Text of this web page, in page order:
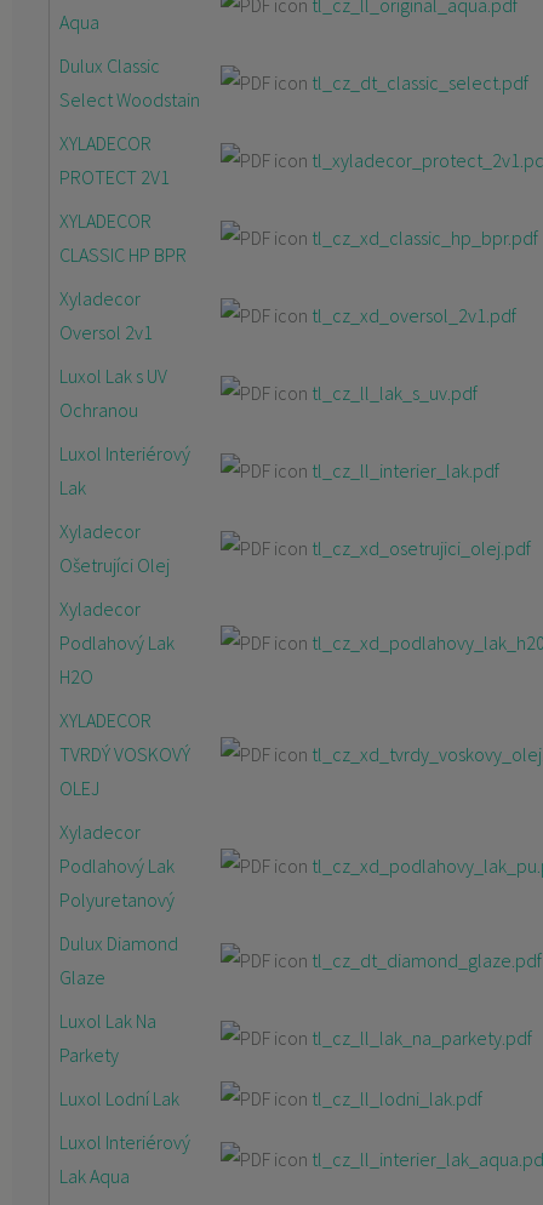
Aqua
tl_cz_ll_original_aqua.pdf
Dulux Classic
Select Woodstain
tl_cz_dt_classic_select.pdf
XYLADECOR
PROTECT 2V1
XYLADECOR
CLASSIC HP BPR
tl_cz_xd_classic_hp_bpr.pdf
Xyladecor
Oversol 2v1
tl_cz_xd_oversol_2v1.pdf
Luxol Lak s UV
Ochranou
tl_cz_ll_lak_s_uv.pdf
Luxol Interiérový
Lak
tl_cz_ll_interier_lak.pdf
Xyladecor
Ošetrujíci Olej
tl_cz_xd_osetrujici_olej.pdf
Xyladecor
Podlahový Lak
H2O
XYLADECOR
TVRDÝ VOSKOVÝ
OLEJ
Xyladecor
Podlahový Lak
Polyuretanový
Dulux Diamond
Glaze
tl_cz_dt_diamond_glaze.pdf
Luxol Lak Na
Parkety
tl_cz_ll_lak_na_parkety.pdf
Luxol Lodní Lak
tl_cz_ll_lodni_lak.pdf
Luxol Interiérový
Lak Aqua